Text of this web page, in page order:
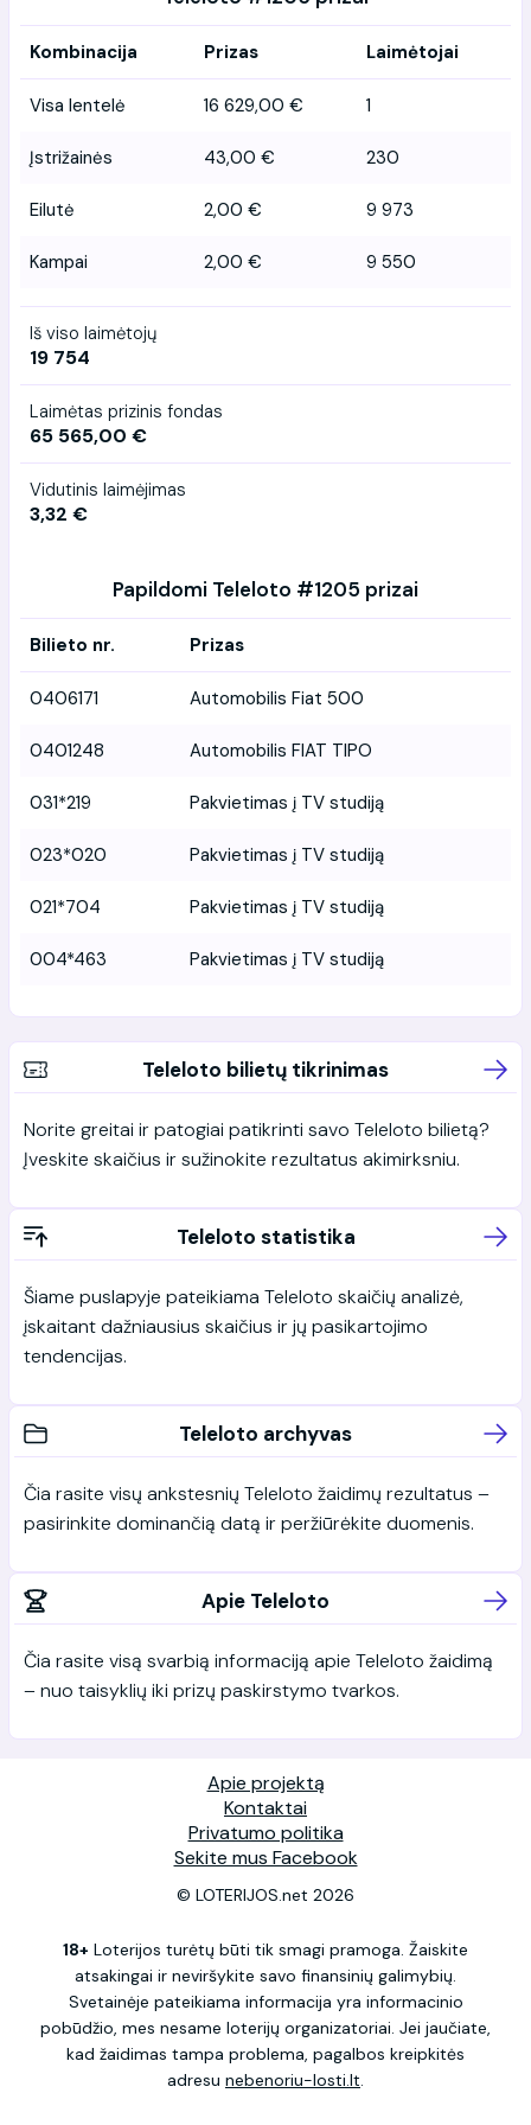
Kombinacija Prizas Laimėtojai
Visa lentelė 16 629,00 € 1
Įstrižainės 43,00 € 230
Eilutė 2,00 € 9 973
Kampai 2,00 € 9 550
Iš viso laimėtojų
19 754
Laimėtas prizinis fondas
65 565,00 €
Vidutinis laimėjimas
3,32 €
Papildomi Teleloto #1205 prizai
Bilieto nr. Prizas
0406171 Automobilis Fiat 500
0401248 Automobilis FIAT TIPO
031*219 Pakvietimas į TV studiją
023*020 Pakvietimas į TV studiją
021*704 Pakvietimas į TV studiją
004*463 Pakvietimas į TV studiją
Teleloto bilietų tikrinimas
Norite greitai ir patogiai patikrinti savo Teleloto bilietą?
Įveskite skaičius ir sužinokite rezultatus akimirksniu.
Teleloto statistika
Šiame puslapyje pateikiama Teleloto skaičių analizė,
įskaitant dažniausius skaičius ir jų pasikartojimo
tendencijas.
Teleloto archyvas
Čia rasite visų ankstesnių Teleloto žaidimų rezultatus –
pasirinkite dominančią datą ir peržiūrėkite duomenis.
Apie Teleloto
Čia rasite visą svarbią informaciją apie Teleloto žaidimą
– nuo taisyklių iki prizų paskirstymo tvarkos.
Apie projektą
Kontaktai
Privatumo politika
Sekite mus Facebook
© LOTERIJOS.net 2026
18+ Loterijos turėtų būti tik smagi pramoga. Žaiskite
atsakingai ir neviršykite savo finansinių galimybių.
Svetainėje pateikiama informacija yra informacinio
pobūdžio, mes nesame loterijų organizatoriai. Jei jaučiate,
kad žaidimas tampa problema, pagalbos kreipkitės
adresu nebenoriu-losti.lt